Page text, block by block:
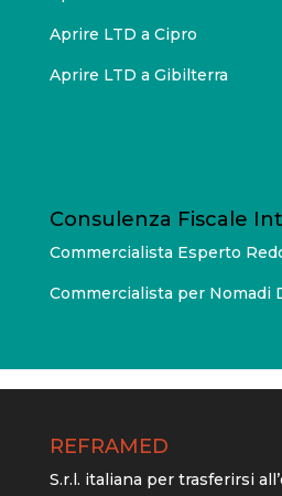
Aprire LTD a Cipro
Aprire LTD a Gibilterra
Consulenza Fiscale
Commercialista Esperto
Commercialista per Nomadi
REFRAMED
S.r.l. italiana per trasferirsi